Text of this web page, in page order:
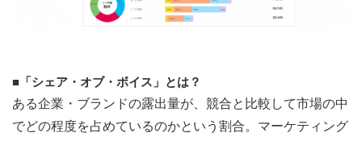
■「シェア・オブ・ボイス」とは？
ある企業・ブランドの露出量が、競合と比較して市場の中
でどの程度を占めているのかという割合。マーケティング